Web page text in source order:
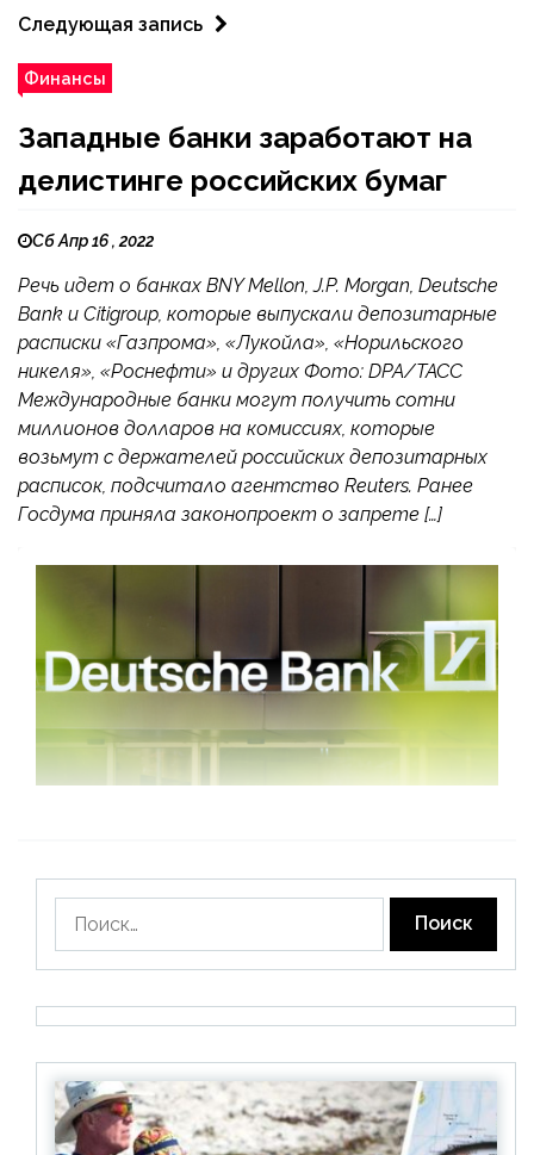
Следующая запись
Финансы
Западные банки заработают на
делистинге российских бумаг
Сб Апр 16 , 2022
Речь идет о банках BNY Mellon, J.P. Morgan, Deutsche
Bank и Citigroup, которые выпускали депозитарные
расписки «Газпрома», «Лукойла», «Норильского
никеля», «Роснефти» и других Фото: DPA/ТАСС
Международные банки могут получить сотни
миллионов долларов на комиссиях, которые
возьмут с держателей российских депозитарных
расписок, подсчитало агентство Reuters. Ранее
Госдума приняла законопроект о запрете […]